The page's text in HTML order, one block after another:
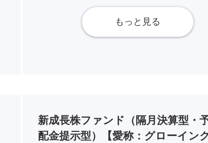
もっと見る
新成長株ファンド（隔月決算型・
配金提示型）【愛称：グローイン